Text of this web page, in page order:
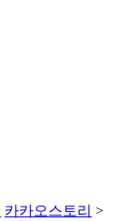
카카오스토리 >